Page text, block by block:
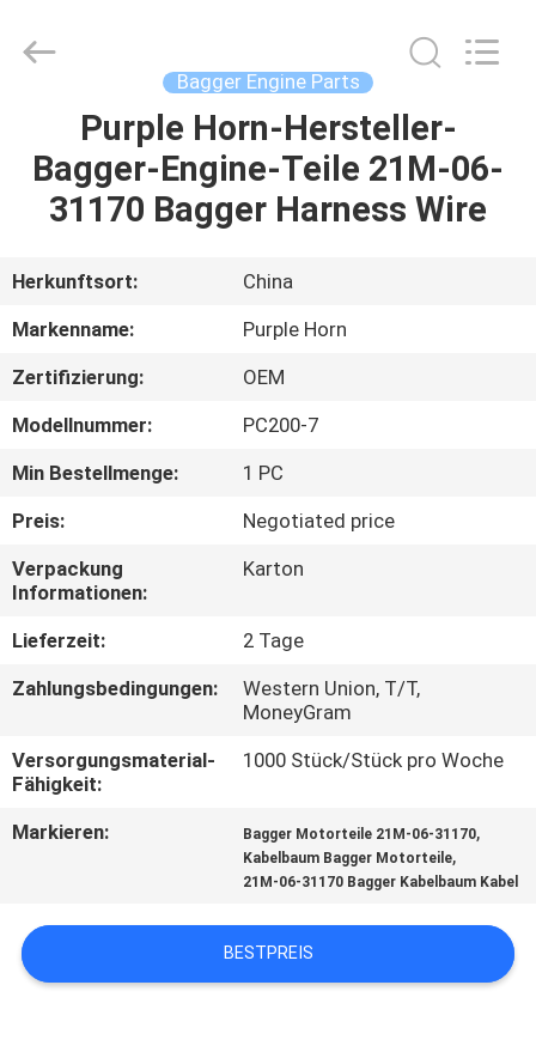
HAUS
PRODUKTE
ÜBER
UNS
FABRIK-
AUSFLUG
QUALITÄTSKONTROLLE
TRETEN
SIE
MIT
IN
VERBINDUNG
FORDERN
SIE
Commerce
Bagger Engine Parts
Purple Horn-Hersteller-
Bagger-Engine-Teile 21M-06-
31170 Bagger Harness Wire
Herkunftsort:
China
Markenname:
Purple Horn
Zertifizierung:
OEM
Modellnummer:
PC200-7
Min Bestellmenge:
1 PC
Preis:
Negotiated price
Verpackung
Informationen:
Karton
Lieferzeit:
2 Tage
Zahlungsbedingungen:
Western Union, T/T,
MoneyGram
Versorgungsmaterial-
Fähigkeit:
1000 Stück/Stück pro Woche
Markieren: Bagger Motorteile 21M-06-31170,
Kabelbaum Bagger Motorteile,
21M-06-31170 Bagger Kabelbaum Kabel
BESTPREIS